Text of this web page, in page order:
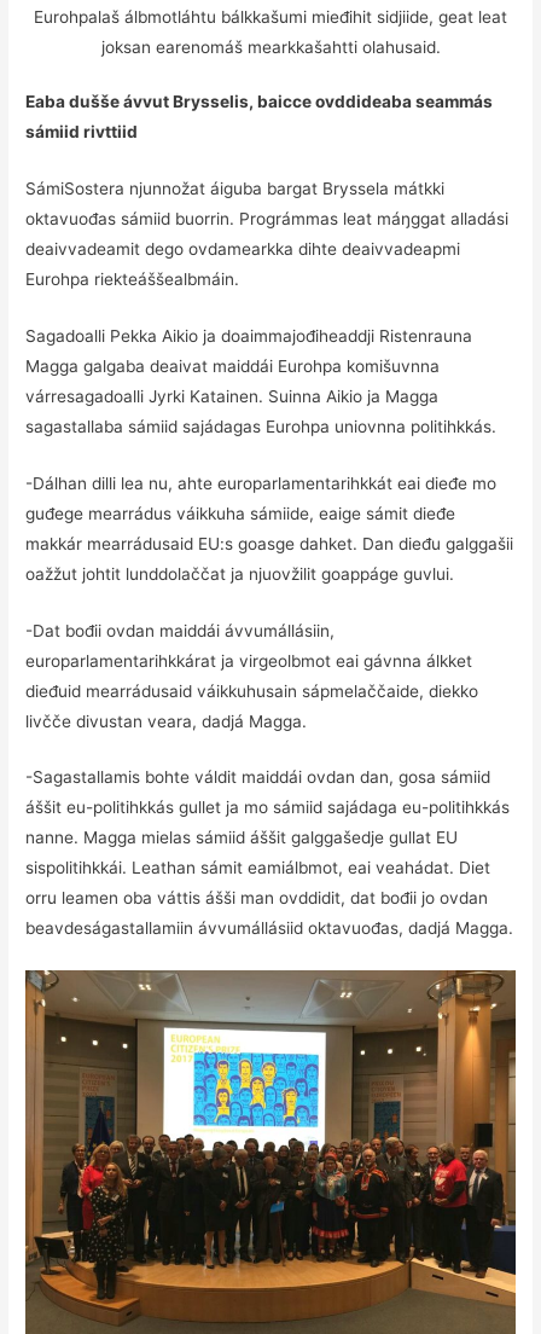
Eurohpalaš álbmotláhtu bálkkašumi mieđihit sidjiide, geat leat
joksan earenomáš mearkkašahtti olahusaid.
Eaba dušše ávvut Brysselis, baicce ovddideaba seammás
sámiid rivttiid
SámiSostera njunnožat áiguba bargat Bryssela mátkki
oktavuođas sámiid buorrin. Prográmmas leat máŋggat alladási
deaivvadeamit dego ovdamearkka dihte deaivvadeapmi
Eurohpa riekteáššealbmáin.
Sagadoalli Pekka Aikio ja doaimmajođiheaddji Ristenrauna
Magga galgaba deaivat maiddái Eurohpa komišuvnna
várresagadoalli Jyrki Katainen. Suinna Aikio ja Magga
sagastallaba sámiid sajádagas Eurohpa uniovnna politihkkás.
-Dálhan dilli lea nu, ahte europarlamentarihkkát eai dieđe mo
guđege mearrádus váikkuha sámiide, eaige sámit dieđe
makkár mearrádusaid EU:s goasge dahket. Dan dieđu galggašii
oažžut johtit lunddolaččat ja njuovžilit goappáge guvlui.
-Dat bođii ovdan maiddái ávvumállásiin,
europarlamentarihkkárat ja virgeolbmot eai gávnna álkket
dieđuid mearrádusaid váikkuhusain sápmelaččaide, diekko
livčče divustan veara, dadjá Magga.
-Sagastallamis bohte váldit maiddái ovdan dan, gosa sámiid
áššit eu-politihkkás gullet ja mo sámiid sajádaga eu-politihkkás
nanne. Magga mielas sámiid áššit galggašedje gullat EU
sispolitihkkái. Leathan sámit eamiálbmot, eai veahádat. Diet
orru leamen oba váttis ášši man ovddidit, dat bođii jo ovdan
beavdeságastallamiin ávvumállásiid oktavuođas, dadjá Magga.